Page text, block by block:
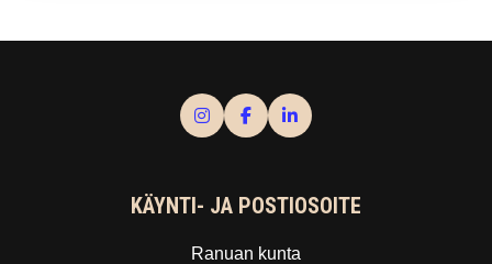
KÄYNTI- JA POSTIOSOITE
Ranuan kunta